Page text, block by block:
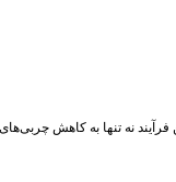
نه تنها به کاهش